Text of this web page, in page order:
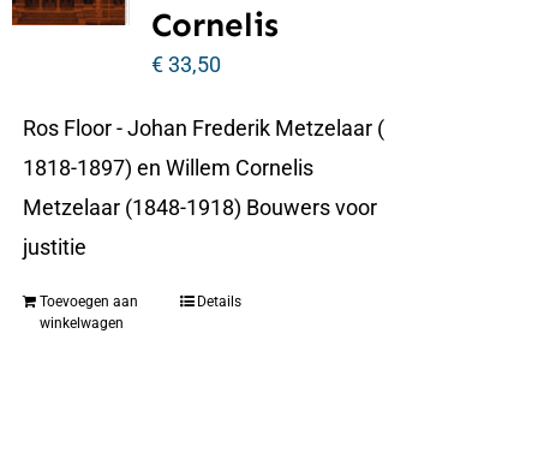
Cornelis
€33,50
Ros Floor - Johan Frederik Metzelaar (
1818-1897) en Willem Cornelis
Metzelaar (1848-1918) Bouwers voor
justitie
Toevoegen aan
winkelwagen
Details